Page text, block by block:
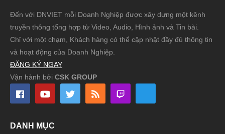
Đến với DNVIET mỗi Doanh Nghiệp được xây dựng một kênh
truyền thông tổng hợp từ Video, Audio, Hình ảnh và Tin bài.
Chỉ với một chạm, Khách hàng có thể cập nhật đầy đủ thông tin
và hoạt động của Doanh Nghiệp.
ĐĂNG KÝ NGAY
Vận hành bởi CSK GROUP
DANH MỤC